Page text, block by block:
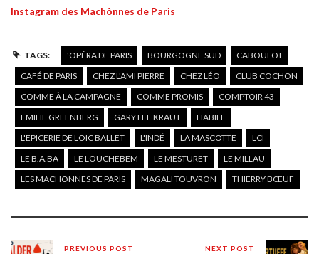
Instagram des Machônnes de Paris
TAGS: 'OPÉRA DE PARIS BOURGOGNE SUD
CABOULOT
CAFÉ DE PARIS
CHEZ L'AMI PIERRE CHEZ LÉO
CLUB COCHON
COMME À LA CAMPAGNE
COMME PROMIS
COMPTOIR 43
EMILIE GREENBERG
GARY LEE KRAUT
HABILE
L'EPICERIE DE LOIC BALLET
L'INDÉ LA MASCOTTE
LCI
LE B.A.BA
LE LOUCHEBEM LE MESTURET
LE MILLAU
LES MACHONNES DE PARIS
MAGALI TOUVRON THIERRY BŒUF
PREVIOUS POST NEXT POST